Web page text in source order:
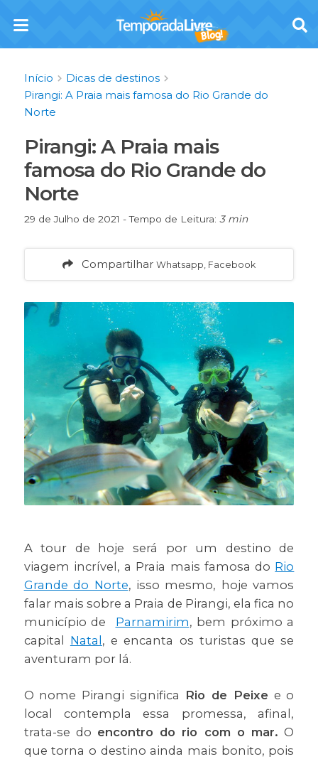
Início
Dicas de destinos
Pirangi: A Praia mais famosa do Rio Grande do
Norte
Pirangi: A Praia mais
famosa do Rio Grande do
Norte
29 de Julho de 2021 - Tempo de Leitura: 3 min
Compartilhar Whatsapp, Facebook
A tour de hoje será por um destino de
viagem incrível, a Praia mais famosa do Rio
Grande do Norte, isso mesmo, hoje vamos
falar mais sobre a Praia de Pirangi, ela fica no
município de Parnamirim, bem próximo a
capital Natal, e encanta os turistas que se
aventuram por lá.
O nome Pirangi significa Rio de Peixe e o
local contempla essa promessa, afinal,
trata-se do encontro do rio com o mar. O
que torna o destino ainda mais bonito, pois